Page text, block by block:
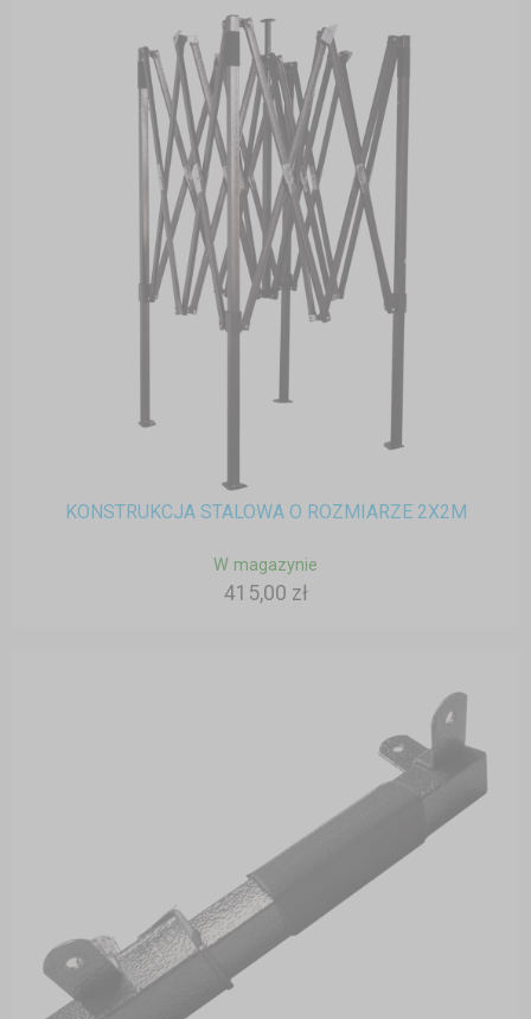
KONSTRUKCJA STALOWA O ROZMIARZE 2X2M
W magazynie
415,00 zł